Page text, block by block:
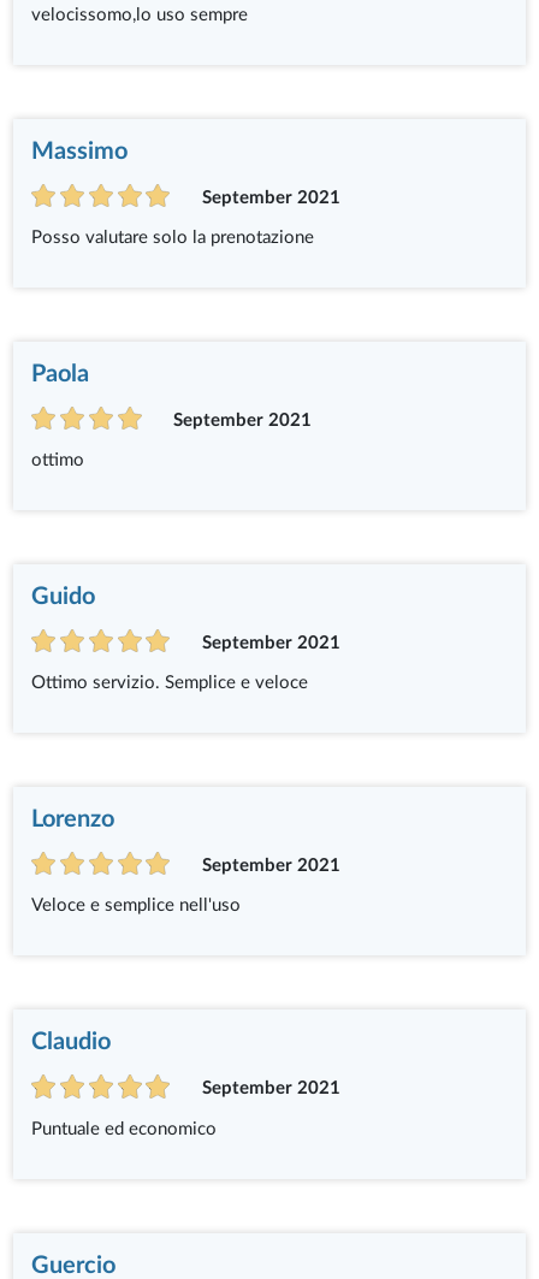
velocissomo,lo uso sempre
Massimo
September 2021
Posso valutare solo la prenotazione
Paola
September 2021
ottimo
Guido
September 2021
Ottimo servizio. Semplice e veloce
Lorenzo
September 2021
Veloce e semplice nell'uso
Claudio
September 2021
Puntuale ed economico
Guercio